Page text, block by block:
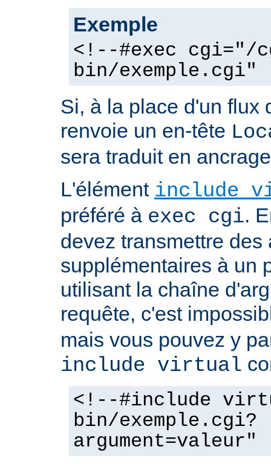
Exemple
<!--#exec cgi="/
bin/exemple.cgi"
Si, à la place d'un flux
renvoie un en-tête
sera traduit en
L'élément include
préféré à exec cgi.
devez transmettre des
supplémentaires à un
utilisant la chaîne
requête, c'est
mais vous pouvez y
include virtual
<!--#include
bin/exemple.cgi?
argument=valeur"